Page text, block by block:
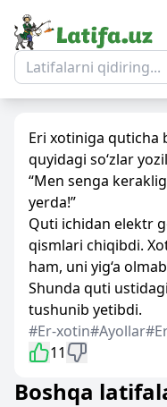
Eri xotiniga quticha
quyidagi so‘zlar
“Men senga
yerda!”
Quti ichidan elektr
qismlari chiqibdi.
ham, uni yig‘a
Shunda quti
tushunib yetibdi.
#Er-xotin#Ayollar
11
Boshqa